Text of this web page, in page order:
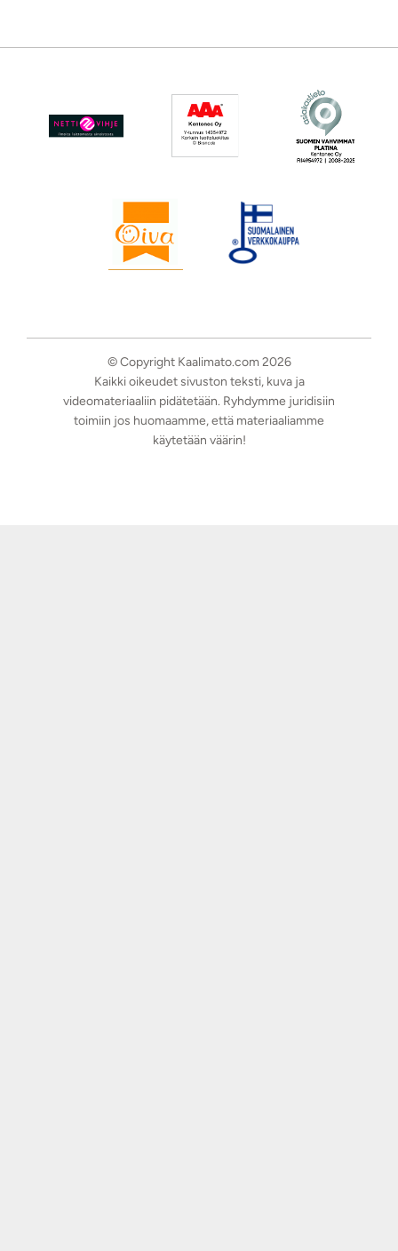
© Copyright Kaalimato.com 2026
Kaikki oikeudet sivuston teksti, kuva ja
videomateriaaliin pidätetään. Ryhdymme juridisiin
toimiin jos huomaamme, että materiaaliamme
käytetään väärin!